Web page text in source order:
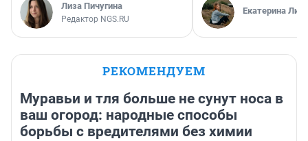
Лиза Пичугина
Редактор NGS.RU
Екатерина
РЕКОМЕНДУЕМ
Муравьи и тля больше не сунут носа в
ваш огород: народные способы
борьбы с вредителями без химии